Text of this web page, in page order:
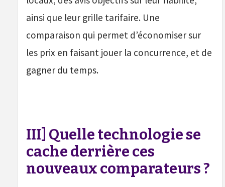
ainsi que leur grille tarifaire. Une
comparaison qui permet d’économiser sur
les prix en faisant jouer la concurrence, et de
gagner du temps.
III] Quelle technologie se
cache derrière ces
nouveaux comparateurs ?